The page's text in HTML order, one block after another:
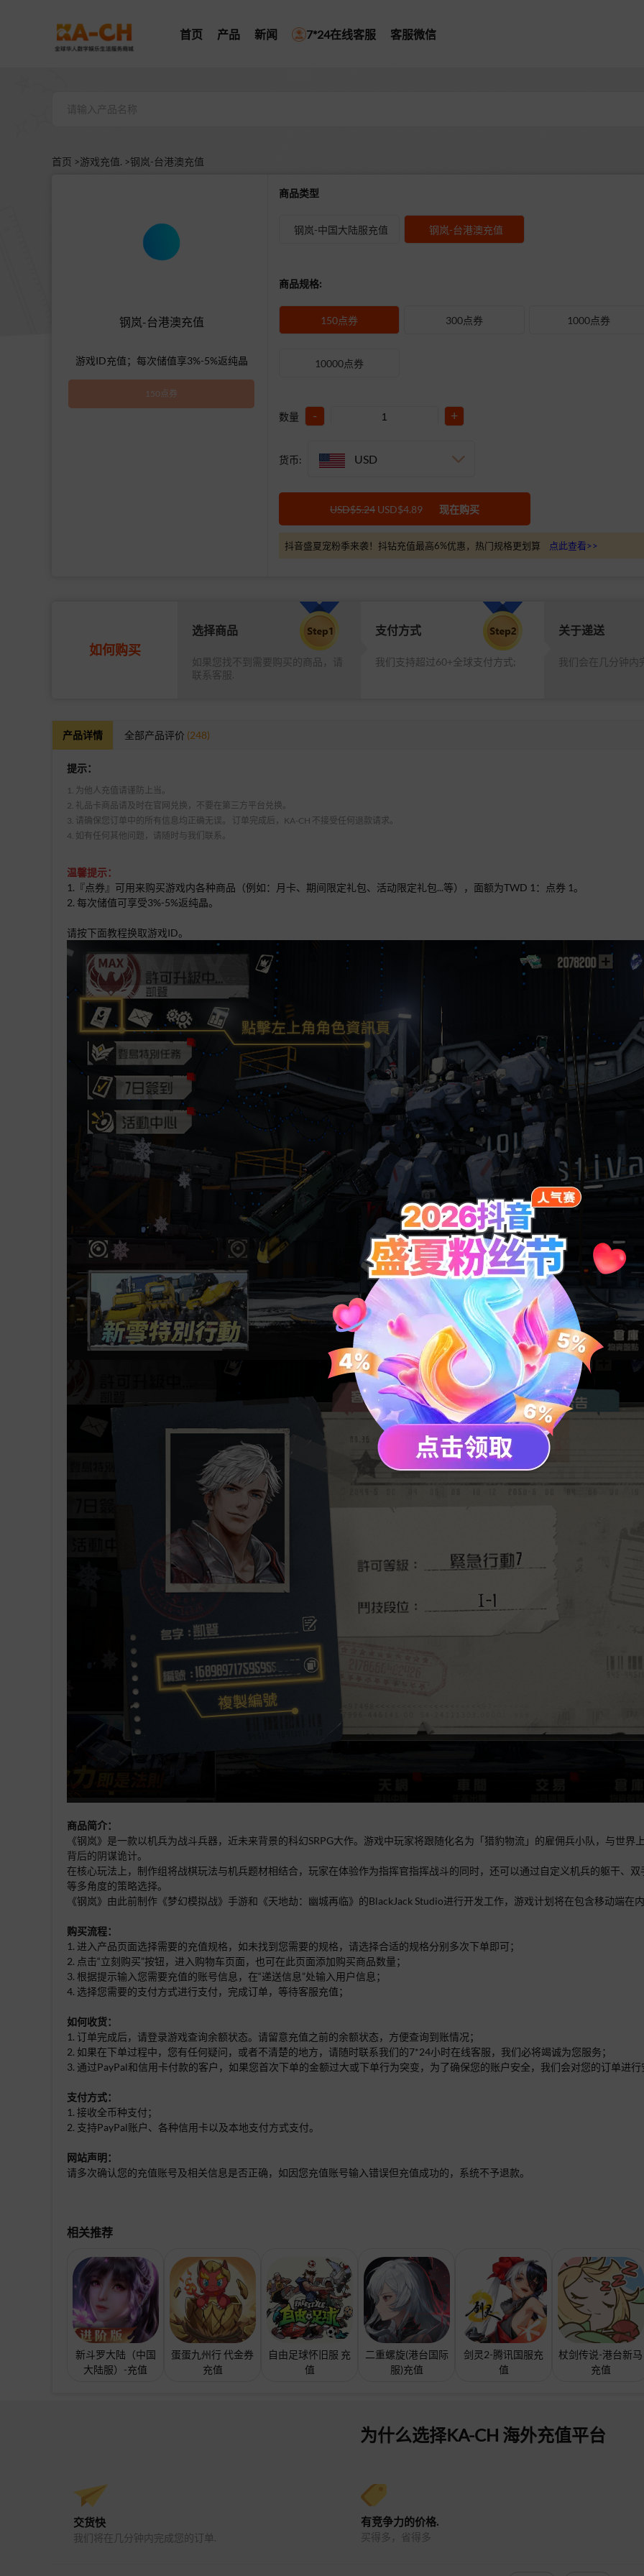
首页 产品 新闻 7*24在线客服 客服微信
首页 >游戏充值. >钢岚-台港澳充值
钢岚-台港澳充值
游戏ID充值；每次储值享3%-5%返纯晶
150点券
商品类型
钢岚-中国大陆服充值 钢岚-台港澳充值
商品规格:
150点券 300点券 1000点券
10000点券
数量 - +
货币: USD
USD$5.24 USD$4.89 现在购买
抖音盛夏宠粉季来袭！抖钻充值最高6%优惠，热门规格更划算 点此查看>>
如何购买
选择商品
如果您找不到需要购买的商品，请
联系客服.
支付方式
我们支持超过60+全球支付方式;
关于递送
我们会在几分钟内
产品详情 全部产品评价 (248)
提示：
1. 为他人充值请谨防上当。
2. 礼品卡商品请及时在官网兑换，不要在第三方平台兑换。
3. 请确保您订单中的所有信息均正确无误。 订单完成后，KA-CH 不接受任何退款请求。
4. 如有任何其他问题，请随时与我们联系。
温馨提示：
1.『点券』可用来购买游戏内各种商品（例如：月卡、期间限定礼包、活动限定礼包...等），面额为TWD 1：点券 1。
2. 每次储值可享受3%-5%返纯晶。
请按下面教程换取游戏ID。
商品简介：
《钢岚》是一款以机兵为战斗兵器，近未来背景的科幻SRPG大作。游戏中玩家将跟随化名为「猎豹物流」的雇佣兵小队，与世
背后的阴谋诡计。
在核心玩法上，制作组将战棋玩法与机兵题材相结合，玩家在体验作为指挥官指挥战斗的同时，还可以通过自定义机兵的躯干、
等多角度的策略选择。
《钢岚》由此前制作《梦幻模拟战》手游和《天地劫：幽城再临》的BlackJack Studio进行开发工作，游戏计划将在包含移动端在
购买流程：
1. 进入产品页面选择需要的充值规格，如未找到您需要的规格，请选择合适的规格分别多次下单即可；
2. 点击“立刻购买”按钮，进入购物车页面，也可在此页面添加购买商品数量；
3. 根据提示输入您需要充值的账号信息，在“递送信息”处输入用户信息；
4. 选择您需要的支付方式进行支付，完成订单，等待客服充值；
如何收货：
1. 订单完成后，请登录游戏查询余额状态。请留意充值之前的余额状态，方便查询到账情况；
2. 如果在下单过程中，您有任何疑问，或者不清楚的地方，请随时联系我们的7*24小时在线客服，我们必将竭诚为您服务；
3. 通过PayPal和信用卡付款的客户，如果您首次下单的金额过大或下单行为突变，为了确保您的账户安全，我们会对您的订单进
支付方式：
1. 接收全币种支付；
2. 支持PayPal账户、各种信用卡以及本地支付方式支付。
网站声明：
请多次确认您的充值账号及相关信息是否正确，如因您充值账号输入错误但充值成功的，系统不予退款。
相关推荐
新斗罗大陆（中国
大陆服）-充值
蛋蛋九州行 代金券
充值
自由足球怀旧服 充
值
二重螺旋(港台国际
服)充值
剑灵2-腾讯国服充
值
杖剑传说-港台新马
充值
为什么选择KA-CH 海外充值平台
交货快
我们将在几分钟内完成您的订单.
有竞争力的价格.
买得多，省得多